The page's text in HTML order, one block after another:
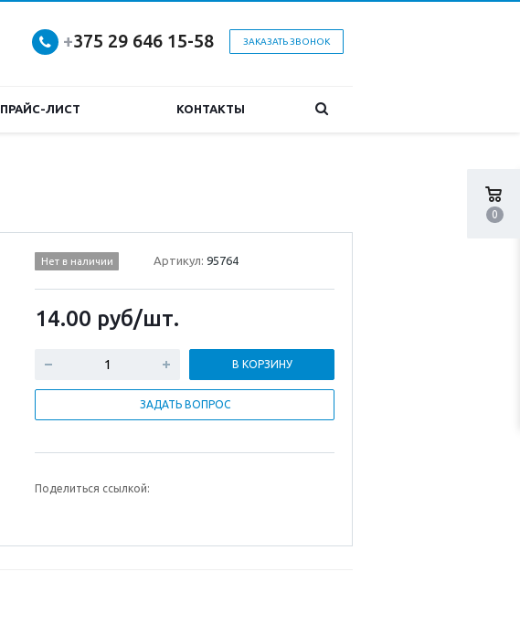
0
ЗАКАЗАТЬ ЗВОНОК
+375 29 646 15-58
ПРАЙС-ЛИСТ КОНТАКТЫ
Нет в наличии Артикул:95764
14.00 руб/шт.
В КОРЗИНУ
ЗАДАТЬ ВОПРОС
Поделиться ссылкой: